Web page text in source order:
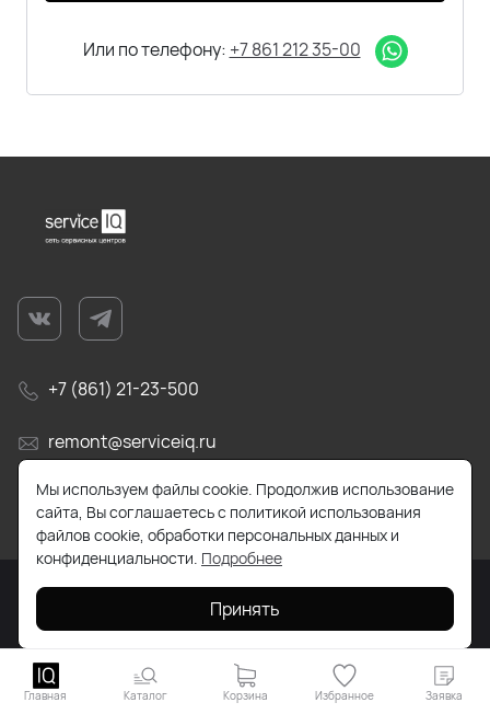
Или по телефону: +7 861 212 35-00
+7 (861) 21-23-500
remont@serviceiq.ru
г. Краснодар, ул. Бабушкина, д. 309
2026 © Все права защищены. Работает наReadyScript
Главная Каталог Корзина Избранное Заявка
Мы используем файлы cookie. Продолжив использование
сайта, Вы соглашаетесь с политикой использования
файлов cookie, обработки персональных данных и
конфиденциальности. Подробнее
Принять